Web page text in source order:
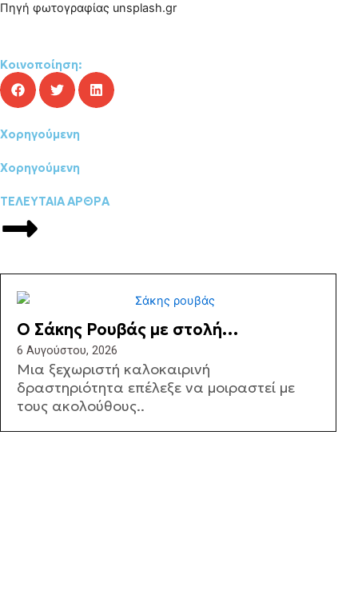
Πηγή φωτογραφίας unsplash.gr
Κοινοποίηση:
Χορηγούμενη
Χορηγούμενη
ΤΕΛΕΥΤΑΙΑ ΑΡΘΡΑ
Ο Σάκης Ρουβάς με στολή
μελισσοκόμου στην Κύθνο (ΦΩΤΟ)
6 Αυγούστου, 2026
Μια ξεχωριστή καλοκαιρινή
δραστηριότητα επέλεξε να μοιραστεί με
τους ακολούθους..